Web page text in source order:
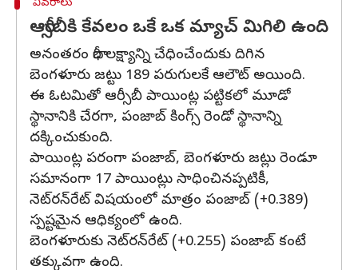
వివరాలు
ఆర్సీబీకి కేవలం ఒకే ఒక మ్యాచ్ మిగిలి ఉంది
అనంతరం భారీ లక్ష్యాన్ని చేధించేందుకు దిగిన
బెంగళూరు జట్టు 189 పరుగులకే ఆలౌట్ అయింది.
ఈ ఓటమితో ఆర్సీబీ పాయింట్ల పట్టికలో మూడో
స్థానానికి చేరగా, పంజాబ్ కింగ్స్ రెండో స్థానాన్ని
దక్కించుకుంది.
పాయింట్ల పరంగా పంజాబ్, బెంగళూరు జట్లు రెండూ
సమానంగా 17 పాయింట్లు సాధించినప్పటికీ,
నెట్‌రన్‌రేట్ విషయంలో మాత్రం పంజాబ్ (+0.389)
స్పష్టమైన ఆధిక్యంలో ఉంది.
బెంగళూరుకు నెట్‌రన్‌రేట్ (+0.255) పంజాబ్ కంటే
తక్కువగా ఉంది.